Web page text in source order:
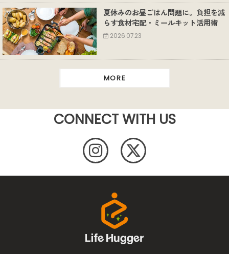
夏休みのお昼ごはん問題に。負担を減
らす食材宅配・ミールキット活用術
2026.07.23
MORE
CONNECT WITH US